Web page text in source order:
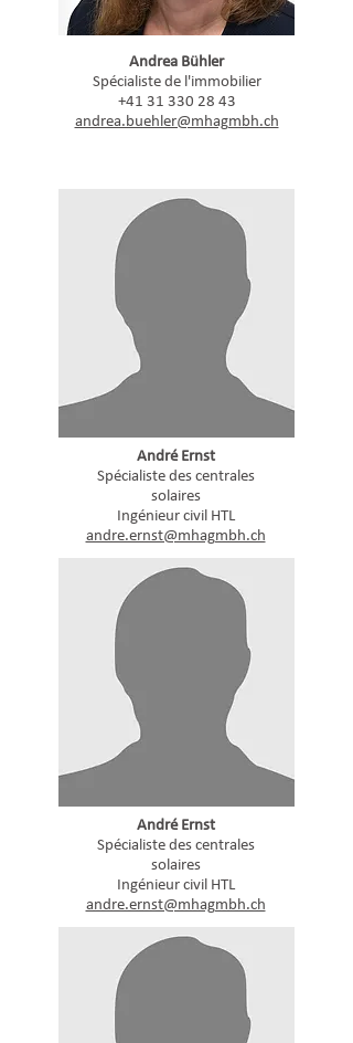
Andrea Bühler
Spécialiste de l'immobilier
+41 31 330 28 43
andrea.buehler@mhagmbh.ch
André Ernst
Spécialiste des centrales
solaires
Ingénieur civil HTL
andre.ernst@mhagmbh.ch
André Ernst
Spécialiste des centrales
solaires
Ingénieur civil HTL
andre.ernst@mhagmbh.ch